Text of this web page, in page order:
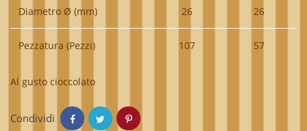
Diametro Ø (mm) 26 26
Pezzatura (Pezzi) 107 57
Al gusto cioccolato
Condividi